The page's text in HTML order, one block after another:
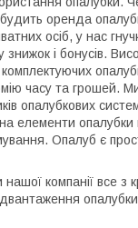
оренда
осіб, у нас
і бонусів.
часу та грошей.
опалубкових
елементи опалубки
Опалуб є
компанії все з